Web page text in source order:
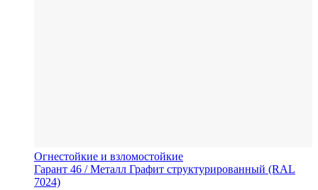
Огнестойкие и взломостойкие
Гарант 46 / Металл Графит структурированный (RAL
7024)